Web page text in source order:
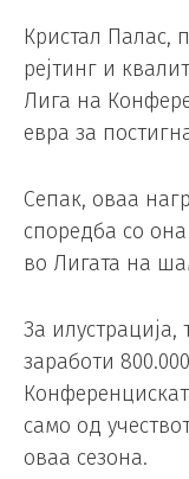
Кристал Палас,
рејтинг и
Лига на
евра за
Сепак, оваа
споредба со
во Лигата на
За илустрација,
заработи
само од
оваа сезона.